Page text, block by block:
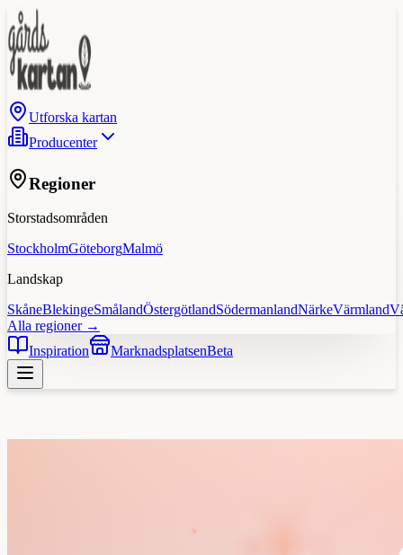
Utforska kartan
Producenter
Regioner
Storstadsområden
StockholmGöteborgMalmö
Landskap
SkåneBlekingeSmålandÖstergötlandSödermanlandNärkeVärmland
Alla regioner →
Inspiration
MarknadsplatsenBeta